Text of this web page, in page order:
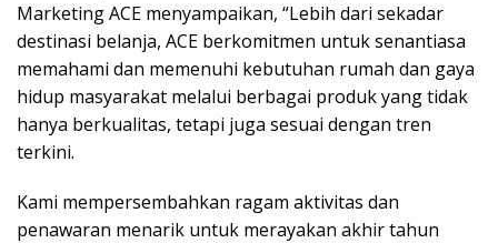
Marketing ACE menyampaikan, “Lebih dari sekadar
destinasi belanja, ACE berkomitmen untuk senantiasa
memahami dan memenuhi kebutuhan rumah dan gaya
hidup masyarakat melalui berbagai produk yang tidak
hanya berkualitas, tetapi juga sesuai dengan tren
terkini.
Kami mempersembahkan ragam aktivitas dan
penawaran menarik untuk merayakan akhir tahun